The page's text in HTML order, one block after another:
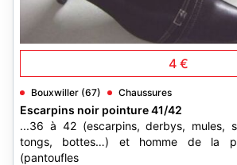
4 €
Bouxwiller (67) Chaussures
Escarpins noir pointure 41/42
...36 à 42 (escarpins, derbys, mules,
tongs, bottes…) et homme de la
(pantoufles